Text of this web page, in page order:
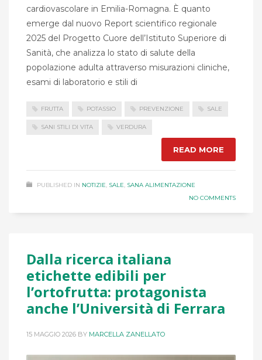
cardiovascolare in Emilia-Romagna. È quanto
emerge dal nuovo Report scientifico regionale
2025 del Progetto Cuore dell’Istituto Superiore di
Sanità, che analizza lo stato di salute della
popolazione adulta attraverso misurazioni cliniche,
esami di laboratorio e stili di
FRUTTA POTASSIO PREVENZIONE SALE
SANI STILI DI VITA VERDURA
READ MORE
PUBLISHED IN NOTIZIE, SALE, SANA ALIMENTAZIONE
NO COMMENTS
Dalla ricerca italiana
etichette edibili per
l’ortofrutta: protagonista
anche l’Università di Ferrara
15 MAGGIO 2026 BY MARCELLA ZANELLATO